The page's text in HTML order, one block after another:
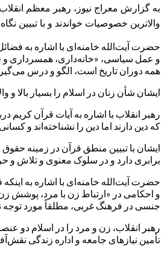
والاترین خصوصیات خواندند و با تبیین
حضرت آیت‌الله خامنه‌ای با اشاره به
و عمل سیاسی، «خانه‌داری، همسرداری و
همه دوران تاریخ است، الگو و درس
ایشان شأن زنان در اسلام را بسیار بالا
رهبر انقلاب با اشاره به آیات قرآن
که دین دارند اما دین را نشناخته‌اند و
ایشان با تبیین منطق قرآن در زمینه
برابری دارد و در سلوک معنوی و تلاش
حضرت آیت‌الله خامنه‌ای با اشاره به
و احکامی در «ارتباط زن با مرد، پوشش
جنسی در فرهنگ غربی، مطلقاً مورد
رهبر انقلاب، زن و مرد را در اسلام دو
تأمین نیازهای جامعه و اداره زندگی